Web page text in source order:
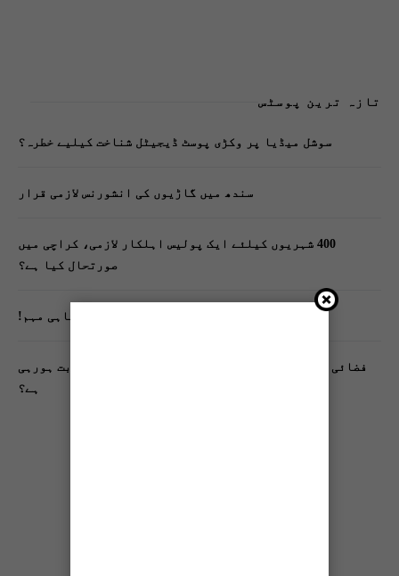
تازہ ترین پوسٹس
سوشل میڈیا پر وکڑی پوسٹ ڈیجیٹل شناخت کیلیے خطرہ؟
سندھ میں گاڑیوں کی انشورنس لازمی قرار
400 شہریوں کیلئے ایک پولیس اہلکار لازمی، کراچی میں
صورتحال کیا ہے؟
تنظیم اسلامی کے زیرِ اہتمام ملک گیر آگاہی مہم!
فضائی آلودگی انسانی دماغ کیلیے کیسے خطرناک ثابت ہورہی
ہے؟